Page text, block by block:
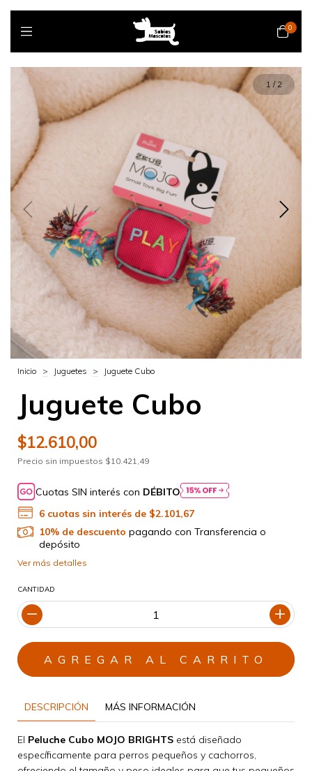
0
1 / 2
Inicio > Juguetes > Juguete Cubo
Juguete Cubo
$12.610,00
Precio sin impuestos $10.421,49
Cuotas SIN interés con DÉBITO
6 cuotas sin interés de $2.101,67
10% de descuento pagando con Transferencia o
depósito
Ver más detalles
CANTIDAD
DESCRIPCIÓN MÁS INFORMACIÓN
El Peluche Cubo MOJO BRIGHTS está diseñado
específicamente para perros pequeños y cachorros,